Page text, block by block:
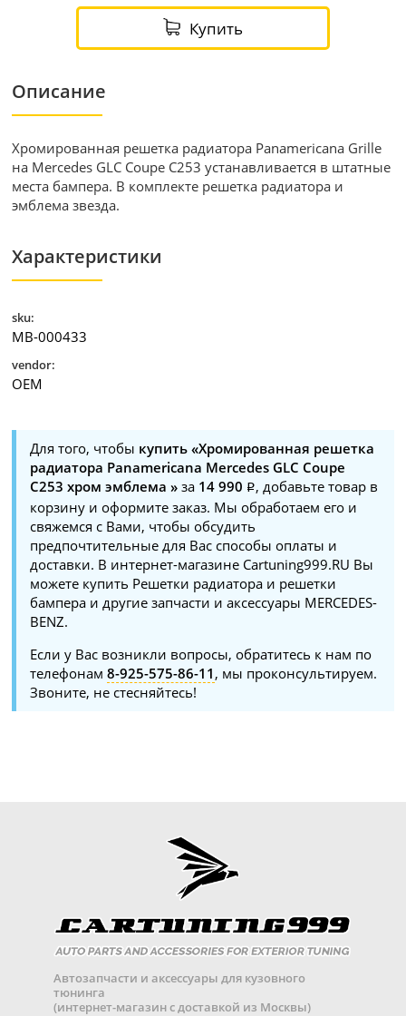
Купить
Описание
Хромированная решетка радиатора Panamericana Grille
на Mercedes GLC Coupe С253 устанавливается в штатные
места бампера. В комплекте решетка радиатора и
эмблема звезда.
Характеристики
sku:
MB-000433
vendor:
OEM
Для того, чтобы купить «Хромированная решетка
радиатора Panamericana Mercedes GLC Coupe
C253 хром эмблема » за 14 990
, добавьте товар в
корзину и оформите заказ. Мы обработаем его и
свяжемся с Вами, чтобы обсудить
предпочтительные для Вас способы оплаты и
доставки. В интернет-магазине Cartuning999.RU Вы
можете купить Решетки радиатора и решетки
бампера и другие запчасти и аксессуары MERCEDES-
BENZ.
Если у Вас возникли вопросы, обратитесь к нам по
телефонам8-925-575-86-11 , мы проконсультируем.
Звоните, не стесняйтесь!
Автозапчасти и аксессуары для кузовного
тюнинга
(интернет-магазин с доставкой из Москвы)